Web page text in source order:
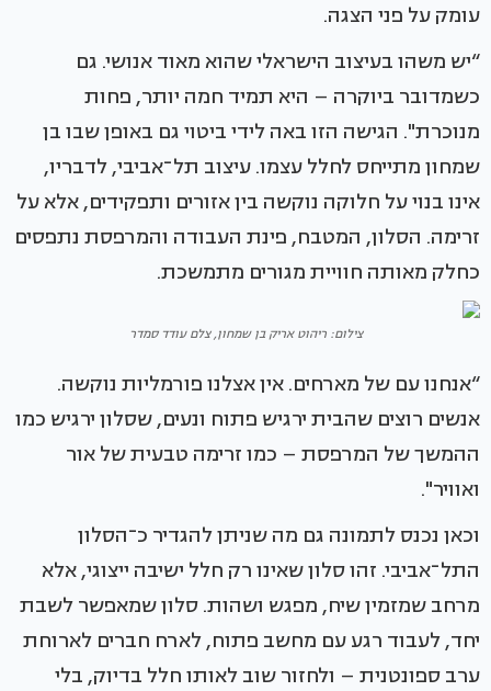
עומק על פני הצגה.
“יש משהו בעיצוב הישראלי שהוא מאוד אנושי. גם
כשמדובר ביוקרה – היא תמיד חמה יותר, פחות
מנוכרת". הגישה הזו באה לידי ביטוי גם באופן שבו בן
שמחון מתייחס לחלל עצמו. עיצוב תל־אביבי, לדבריו,
אינו בנוי על חלוקה נוקשה בין אזורים ותפקידים, אלא על
זרימה. הסלון, המטבח, פינת העבודה והמרפסת נתפסים
כחלק מאותה חוויית מגורים מתמשכת.
צילום: ריהוט אריק בן שמחון, צלם עודד סמדר
“אנחנו עם של מארחים. אין אצלנו פורמליות נוקשה.
אנשים רוצים שהבית ירגיש פתוח ונעים, שסלון ירגיש כמו
ההמשך של המרפסת – כמו זרימה טבעית של אור
ואוויר".
וכאן נכנס לתמונה גם מה שניתן להגדיר כ־הסלון
התל־אביבי. זהו סלון שאינו רק חלל ישיבה ייצוגי, אלא
מרחב שמזמין שיח, מפגש ושהות. סלון שמאפשר לשבת
יחד, לעבוד רגע עם מחשב פתוח, לארח חברים לארוחת
ערב ספונטנית – ולחזור שוב לאותו חלל בדיוק, בלי